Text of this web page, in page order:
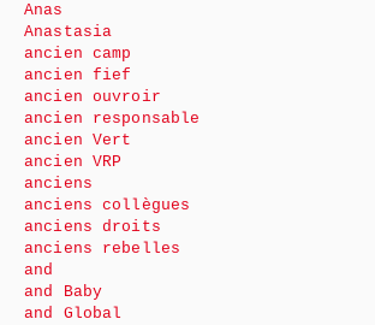
Anas
Anastasia
ancien camp
ancien fief
ancien ouvroir
ancien responsable
ancien Vert
ancien VRP
anciens
anciens collègues
anciens droits
anciens rebelles
and
and Baby
and Global